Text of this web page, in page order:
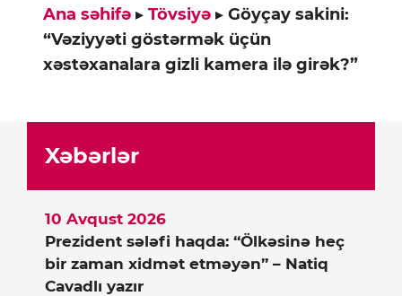
Ana səhifə ▸ Tövsiyə ▸ Göyçay sakini:
“Vəziyyəti göstərmək üçün
xəstəxanalara gizli kamera ilə girək?”
Xəbərlər
Prezident sələfi haqda: “Ölkəsinə heç
bir zaman xidmət etməyən” – Natiq
Cavadlı yazır
10 Avqust 2026